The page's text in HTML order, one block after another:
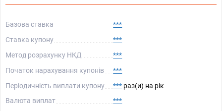
Базова ставка
***
Ставка купону
***
Метод розрахунку НКД
***
Початок нарахування купонів
***
Періодичність виплати купону
*** раз(и) на рік
Валюта виплат
***